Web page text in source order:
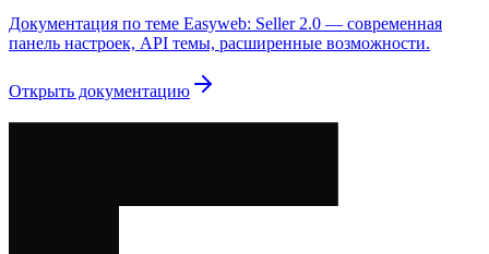
Документация по теме Easyweb: Seller 2.0 — современная
панель настроек, API темы, расширенные возможности.
Открыть документацию